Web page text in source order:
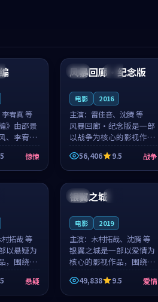
99:53
宥真 等
》由邵景
、李宥真
部2018年
综艺。影
切入，呈
告别都浸
惊悚
中国 高分
99:08
风暴回廊·纪念版
电影 2016
主演： 雷佳音、沈腾 等
风暴回廊·纪念版是一部
以战争为核心的影视作
品，围绕危机、反转与人
物成长展开，整体节奏紧
凑，值得推荐观看。
56,406 9.5 战争
99:41
拓哉 等
以悬疑为
，围绕危
成长展
凑，值得
悬疑
日本
99:09
银翼之城
电影 2019
主演： 木村拓哉、沈腾 等
银翼之城是一部以爱情为
核心的影视作品，围绕危
机、反转与人物成长展
开，整体节奏紧凑，值得
推荐观看。
49,838 9.5 爱情